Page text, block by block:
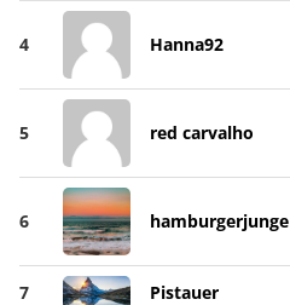
4 Hanna92
5 red carvalho
6 hamburgerjunge
7 Pistauer